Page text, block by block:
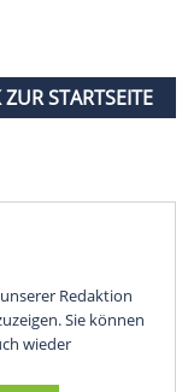
STARTSEITE
Redaktion
Sie können
wieder